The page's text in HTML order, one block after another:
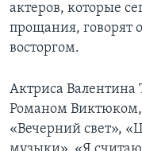
актеров, которые
прощания, говорят
восторгом.
Актриса Валентина
Романом Виктюком,
«Вечерний свет»,